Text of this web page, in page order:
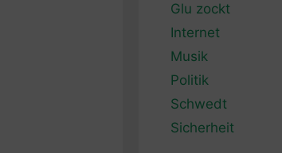
Glu zockt
Internet
Musik
Politik
Schwedt
Sicherheit